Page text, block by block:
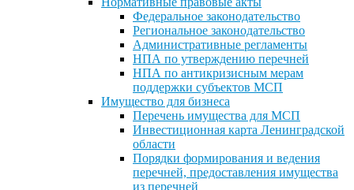
Федеральное законодательство
Региональное законодательство
Административные регламенты
НПА по утверждению перечней
НПА по антикризисным мерам
поддержки субъектов МСП
Имущество для бизнеса
Перечень имущества для МСП
Инвестиционная карта Ленинградской
области
Порядки формирования и ведения
перечней, предоставления имущества
из перечней